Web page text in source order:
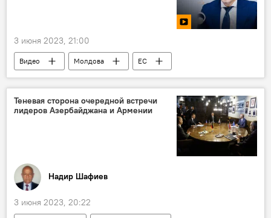
3 июня 2023, 21:00
Видео Молдова
ЕС
саммит
Кишинев
Реджеп Тайип Эрдоган
Владимир Зеленский
Теневая сторона очередной встречи
лидеров Азербайджана и Армении
Надир Шафиев
3 июня 2023, 20:22